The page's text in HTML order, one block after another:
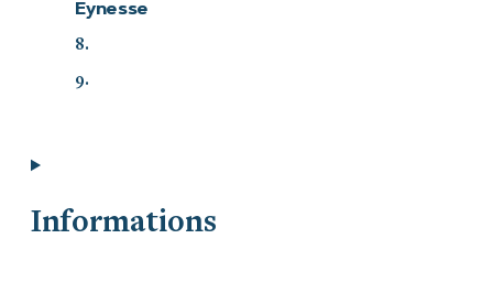
Eynesse
8.
9.
Informations